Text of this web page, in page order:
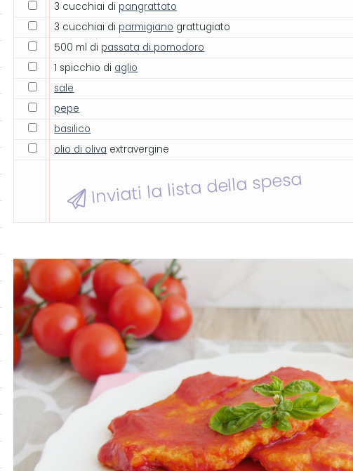
3 cucchiai di pangrattato
3 cucchiai di parmigiano grattugiato
500 ml di passata di pomodoro
1 spicchio di aglio
sale
pepe
basilico
olio di oliva extravergine
Inviati la lista della spesa